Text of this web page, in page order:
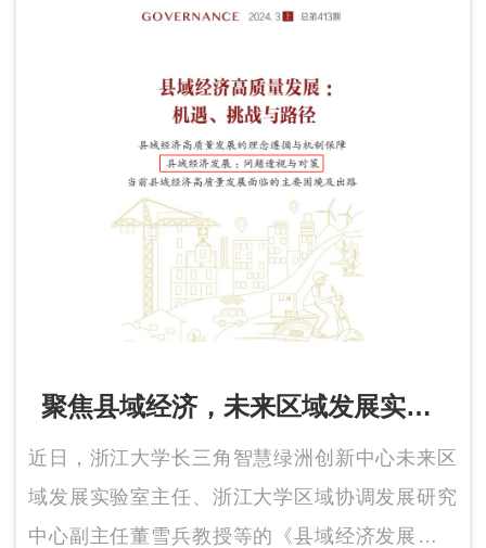
聚焦县域经济，未来区域发展实验
室主任董雪兵在《国家治理》发表
文章
近日，浙江大学长三角智慧绿洲创新中心未来区
域发展实验室主任、浙江大学区域协调发展研究
中心副主任董雪兵教授等的《县域经济发展：问